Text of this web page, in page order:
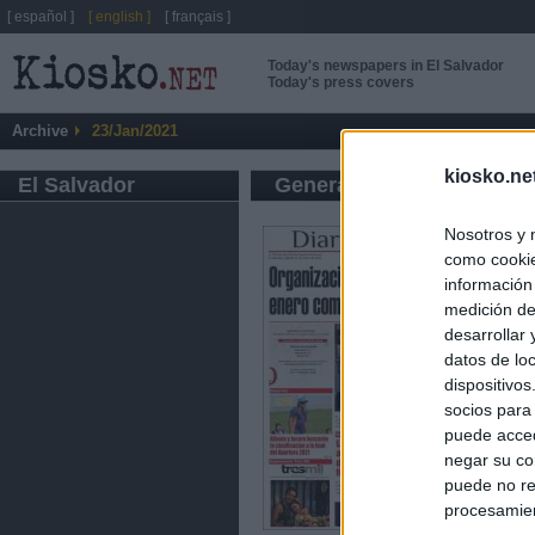
Nosotros y
como
medición
desarrollar
datos de
socios
puede
negar su
puede no
Today's newspapers in El Salvador
Today's press covers
Archive 23/Jan/2021
El Salvador General press
[ español ] [ english ] [ français ]